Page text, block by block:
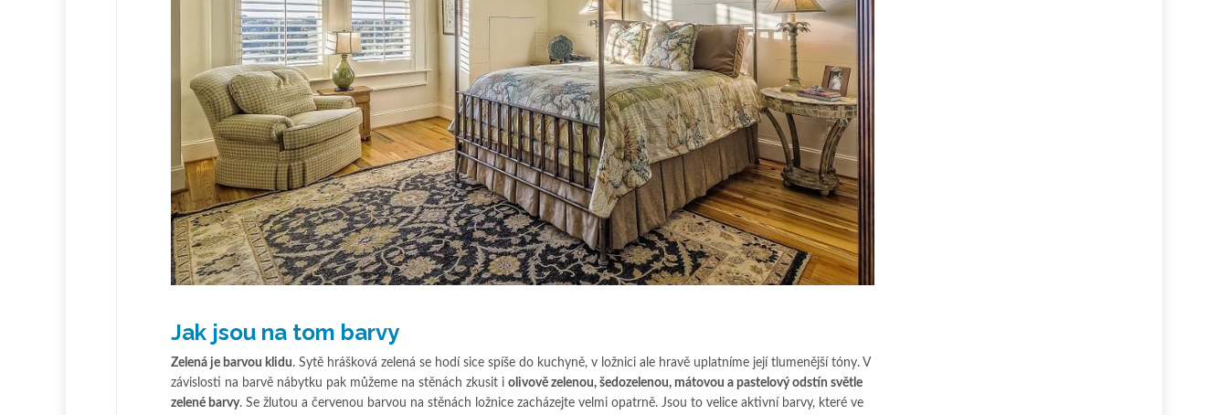
Jak jsou na tom barvy
Zelená je barvou klidu. Sytě hrášková zelená se hodí sice spíše do kuchyně, v ložnici ale hravě uplatníme její tlumenější tóny. V
závislosti na barvě nábytku pak můžeme na stěnách zkusit i olivově zelenou, šedozelenou, mátovou a pastelový odstín světle
zelené barvy. Se žlutou a červenou barvou na stěnách ložnice zacházejte velmi opatrně. Jsou to velice aktivní barvy, které ve